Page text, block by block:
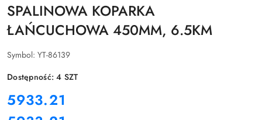
SPALINOWA KOPARKA
ŁAŃCUCHOWA 450MM, 6.5KM
Symbol: YT-86139
Dostępność:4 SZT
cena:
5933.21